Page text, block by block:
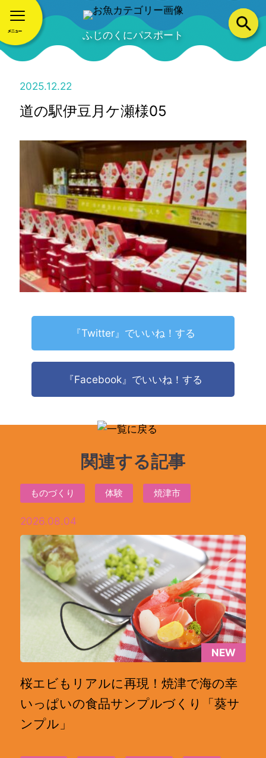
ふじのくにパスポート
2025.12.22
道の駅伊豆月ケ瀬様05
『Twitter』でいいね！する
『Facebook』でいいね！する
関連する記事
ものづくり 体験 焼津市
2026.08.04
NEW
桜エビもリアルに再現！焼津で海の幸
いっぱいの食品サンプルづくり「葵サ
ンプル」